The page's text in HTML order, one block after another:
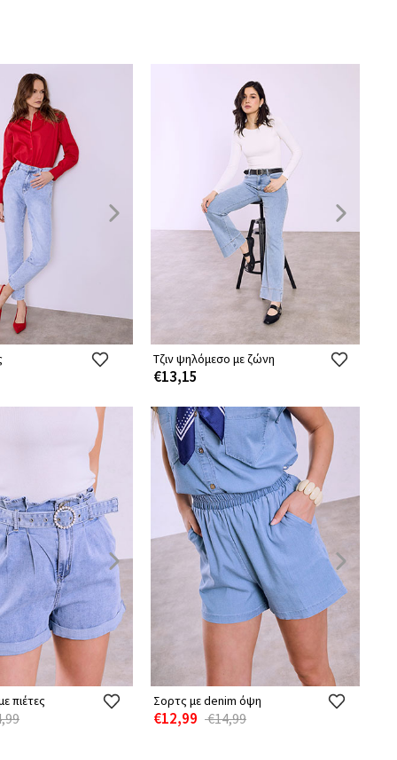
Τζιν ψηλόμεσο με ζώνη
€13,15
πιέτες Σορτς με denim όψη
€12,99 €14,99